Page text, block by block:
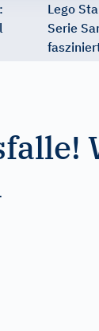
Lego
Serie